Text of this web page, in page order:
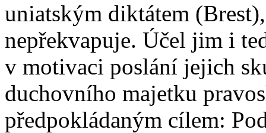
uniatským diktátem
nepřekvapuje. Účel jim i
v motivaci poslání jejich
duchovního majetku
předpokládaným cílem: